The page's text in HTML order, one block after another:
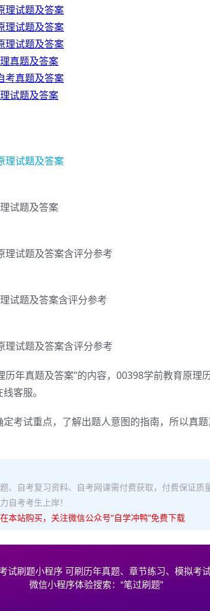
理试题及答案
理试题及答案
理试题及答案
真题及答案
考真题及答案
试题及答案
理试题及答案
试题及答案
理试题及答案含评分参考
试题及答案含评分参考
理试题及答案含评分参考
历年真题及答案”的内容，00398学前教育原理
客服。
考试重点，了解出题人意图的指南，所以真
、自考复习资料、自考网课需付费获取，付费保证质量
自考考生上岸！
本站购买，关注微信公众号“自学冲鸭”免费下载
试刷题小程序 可刷历年真题、章节练习、模拟考
微信小程序体验搜索：“笔过刷题”